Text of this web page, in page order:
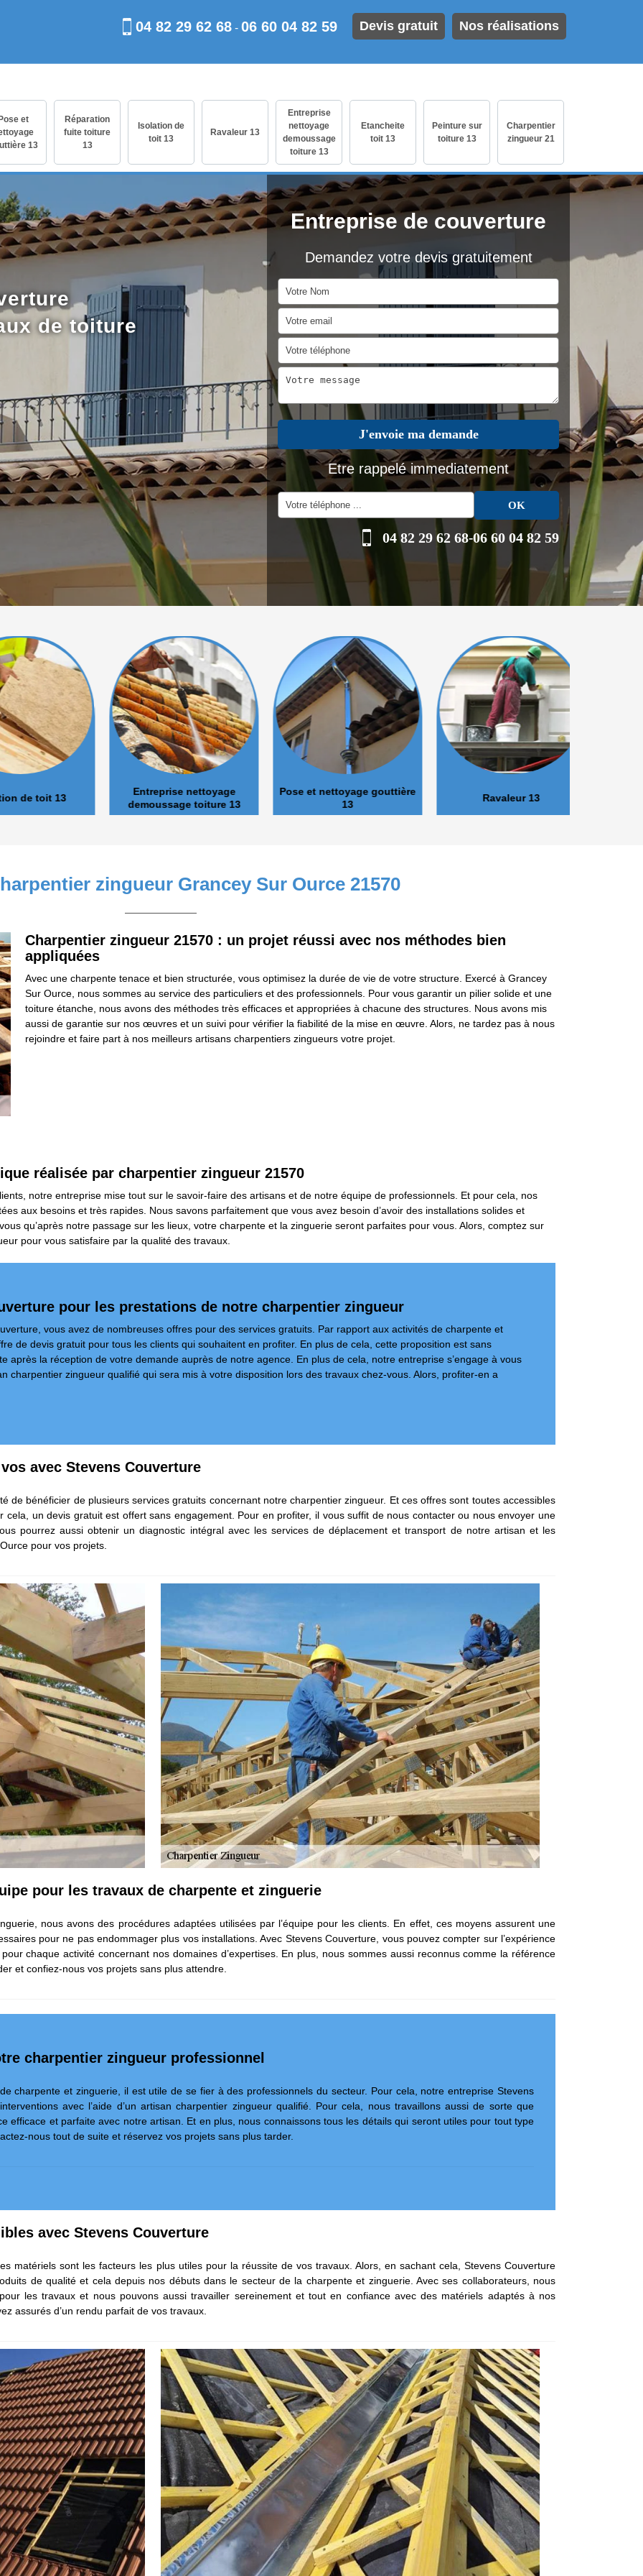
Devis gratuit Nos réalisations
04 82 29 62 68 - 06 60 04 82 59
Pose et
13
Réparation
fuite toiture
13
Isolation de
toit 13
Ravaleur 13
Entreprise
nettoyage
demoussage
toiture 13
Etancheite
toit 13
Peinture sur
toiture 13
Charpentier
zingueur 21
Entreprise de couverture
Demandez votre devis gratuitement
Etre rappelé immediatement
04 82 29 62 68-06 60 04 82 59
de toiture
toit 13
Entreprise nettoyage
demoussage toiture 13
Pose et nettoyage gouttière
Ravaleur 13
zingueur Grancey Sur Ource 21570
Charpentier zingueur 21570 : un projet réussi avec nos méthodes bien
appliquées
Avec une charpente tenace et bien structurée, vous optimisez la durée de vie de votre structure. Exercé à Grancey
Sur Ource, nous sommes au service des particuliers et des professionnels. Pour vous garantir un pilier solide et une
toiture étanche, nous avons des méthodes très efficaces et appropriées à chacune des structures. Nous avons mis
aussi de garantie sur nos œuvres et un suivi pour vérifier la fiabilité de la mise en œuvre. Alors, ne tardez pas à nous
rejoindre et faire part à nos meilleurs artisans charpentiers zingueurs votre projet.
réalisée par charpentier zingueur 21570
notre entreprise mise tout sur le savoir-faire des artisans et de notre équipe de professionnels. Et pour cela, nos
aux besoins et très rapides. Nous savons parfaitement que vous avez besoin d’avoir des installations solides et
qu’après notre passage sur les lieux, votre charpente et la zinguerie seront parfaites pour vous. Alors, comptez sur
pour vous satisfaire par la qualité des travaux.
pour les prestations de notre charpentier zingueur
vous avez de nombreuses offres pour des services gratuits. Par rapport aux activités de charpente et
de devis gratuit pour tous les clients qui souhaitent en profiter. En plus de cela, cette proposition est sans
après la réception de votre demande auprès de notre agence. En plus de cela, notre entreprise s’engage à vous
charpentier zingueur qualifié qui sera mis à votre disposition lors des travaux chez-vous. Alors, profiter-en a
avec Stevens Couverture
de bénéficier de plusieurs services gratuits concernant notre charpentier zingueur. Et ces offres sont toutes accessibles
cela, un devis gratuit est offert sans engagement. Pour en profiter, il vous suffit de nous contacter ou nous envoyer une
pourrez aussi obtenir un diagnostic intégral avec les services de déplacement et transport de notre artisan et les
pour vos projets.
pour les travaux de charpente et zinguerie
nous avons des procédures adaptées utilisées par l’équipe pour les clients. En effet, ces moyens assurent une
pour ne pas endommager plus vos installations. Avec Stevens Couverture, vous pouvez compter sur l’expérience
chaque activité concernant nos domaines d’expertises. En plus, nous sommes aussi reconnus comme la référence
et confiez-nous vos projets sans plus attendre.
charpentier zingueur professionnel
charpente et zinguerie, il est utile de se fier à des professionnels du secteur. Pour cela, notre entreprise Stevens
avec l’aide d’un artisan charpentier zingueur qualifié. Pour cela, nous travaillons aussi de sorte que
efficace et parfaite avec notre artisan. Et en plus, nous connaissons tous les détails qui seront utiles pour tout type
nous tout de suite et réservez vos projets sans plus tarder.
avec Stevens Couverture
matériels sont les facteurs les plus utiles pour la réussite de vos travaux. Alors, en sachant cela, Stevens Couverture
de qualité et cela depuis nos débuts dans le secteur de la charpente et zinguerie. Avec ses collaborateurs, nous
les travaux et nous pouvons aussi travailler sereinement et tout en confiance avec des matériels adaptés à nos
assurés d’un rendu parfait de vos travaux.